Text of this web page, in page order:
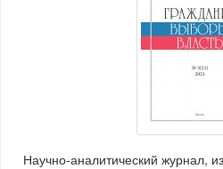
Научно-аналитический журнал,